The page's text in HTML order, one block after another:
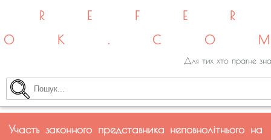
Для тих хто прагне
Участь законного представника неповнолітнього на